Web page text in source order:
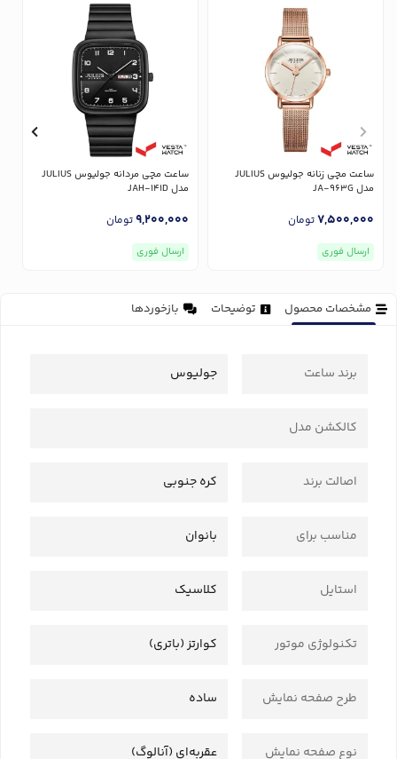
ساعت مچی زنانه جولیوس JULIUS
مدل JA-963G
7,500,000تومان
ارسال فوری
ساعت مچی مردانه جولیوس JULIUS
مدل JAH-141D
9,200,000تومان
ارسال فوری
مشخصات محصول توضیحات بازخوردها
برند ساعت جولیوس
کالکشن مدل
اصالت برند کره جنوبی
مناسب برای بانوان
استایل کلاسیک
تکنولوژی موتور کوارتز (باتری)
طرح صفحه نمایش ساده
نوع صفحه نمایش عقربه‌ای (آنالوگ)